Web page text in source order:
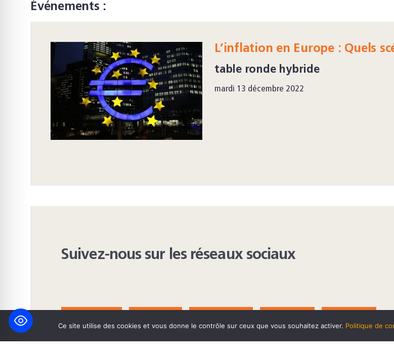
Événements :
L’inflation en Europe : Quels
table ronde hybride
mardi 13 décembre 2022
Suivez-nous sur les réseaux sociaux
Ce site utilise des cookies et vous donne le contrôle sur ceux que vous souhaitez activer. Politique de